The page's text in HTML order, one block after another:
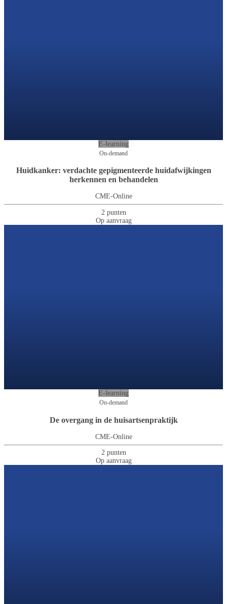
E-learning
On-demand
Huidkanker: verdachte gepigmenteerde huidafwijkingen
herkennen en behandelen
CME-Online
2 punten
Op aanvraag
E-learning
On-demand
De overgang in de huisartsenpraktijk
CME-Online
2 punten
Op aanvraag